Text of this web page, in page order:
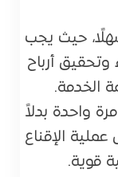
حيث يجب
أرباح
الخدمة.
واحدة بدلاً
الإقناع
قوية.